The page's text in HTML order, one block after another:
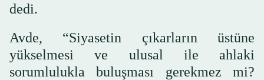
dedi.
Avde, “Siyasetin çıkarların üstüne
yükselmesi ve ulusal ile ahlaki
sorumlulukla buluşması gerekmez mi?